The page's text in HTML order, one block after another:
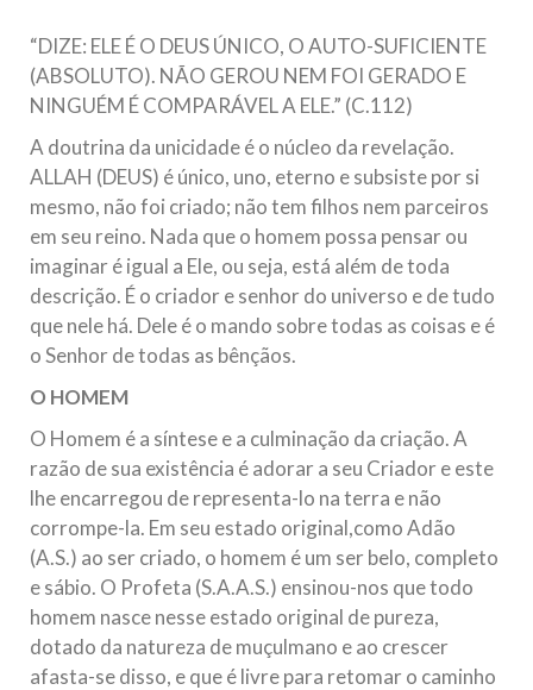
“DIZE: ELE É O DEUS ÚNICO, O AUTO-SUFICIENTE
(ABSOLUTO). NÃO GEROU NEM FOI GERADO E
NINGUÉM É COMPARÁVEL A ELE.” (C.112)
A doutrina da unicidade é o núcleo da revelação.
ALLAH (DEUS) é único, uno, eterno e subsiste por si
mesmo, não foi criado; não tem filhos nem parceiros
em seu reino. Nada que o homem possa pensar ou
imaginar é igual a Ele, ou seja, está além de toda
descrição. É o criador e senhor do universo e de tudo
que nele há. Dele é o mando sobre todas as coisas e é
o Senhor de todas as bênçãos.
O HOMEM
O Homem é a síntese e a culminação da criação. A
razão de sua existência é adorar a seu Criador e este
lhe encarregou de representa-lo na terra e não
corrompe-la. Em seu estado original,como Adão
(A.S.) ao ser criado, o homem é um ser belo, completo
e sábio. O Profeta (S.A.A.S.) ensinou-nos que todo
homem nasce nesse estado original de pureza,
dotado da natureza de muçulmano e ao crescer
afasta-se disso, e que é livre para retomar o caminho